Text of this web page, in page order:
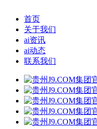
首页
关于我们
ai资讯
ai动态
联系我们